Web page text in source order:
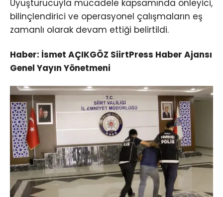
Uyuşturucuyla mücadele kapsamında önleyici,
bilinçlendirici ve operasyonel çalışmaların eş
zamanlı olarak devam ettiği belirtildi.
Haber: İsmet AÇIKGÖZ SiirtPress Haber Ajansı
Genel Yayın Yönetmeni